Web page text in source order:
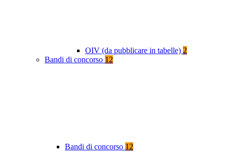
OIV (da pubblicare in tabelle) 2
Bandi di concorso 12
Bandi di concorso 12